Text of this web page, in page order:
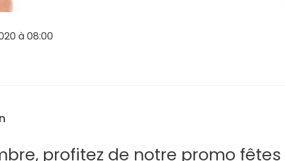
à 08:00
profitez de notre promo